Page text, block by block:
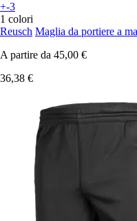
+-3
1 colori
Reusch Maglia da portiere a
A partire da 45,00 €
36,38 €